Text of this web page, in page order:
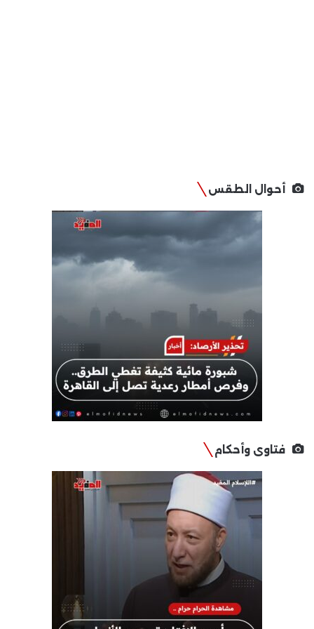
أحوال الطقس
فتاوى وأحكام